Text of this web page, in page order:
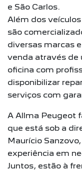
e São Carlos.
Além dos
são
diversas marcas
venda através de
oficina com
disponibilizar
serviços com
A Allma Peugeot
que está sob a
Maurício
experiência em
Juntos, estão à